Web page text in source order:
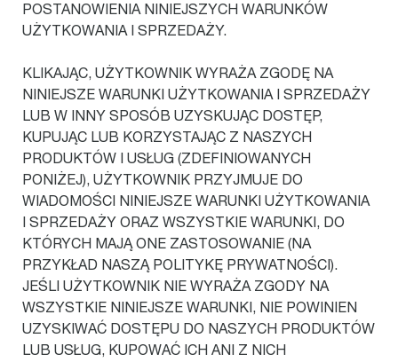
POSTANOWIENIA NINIEJSZYCH WARUNKÓW
UŻYTKOWANIA I SPRZEDAŻY.
KLIKAJĄC, UŻYTKOWNIK WYRAŻA ZGODĘ NA
NINIEJSZE WARUNKI UŻYTKOWANIA I SPRZEDAŻY
LUB W INNY SPOSÓB UZYSKUJĄC DOSTĘP,
KUPUJĄC LUB KORZYSTAJĄC Z NASZYCH
PRODUKTÓW I USŁUG (ZDEFINIOWANYCH
PONIŻEJ), UŻYTKOWNIK PRZYJMUJE DO
WIADOMOŚCI NINIEJSZE WARUNKI UŻYTKOWANIA
I SPRZEDAŻY ORAZ WSZYSTKIE WARUNKI, DO
KTÓRYCH MAJĄ ONE ZASTOSOWANIE (NA
PRZYKŁAD NASZĄ POLITYKĘ PRYWATNOŚCI).
JEŚLI UŻYTKOWNIK NIE WYRAŻA ZGODY NA
WSZYSTKIE NINIEJSZE WARUNKI, NIE POWINIEN
UZYSKIWAĆ DOSTĘPU DO NASZYCH PRODUKTÓW
LUB USŁUG, KUPOWAĆ ICH ANI Z NICH